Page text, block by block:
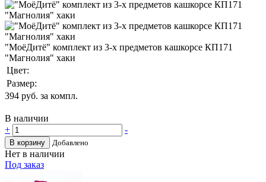
"МоёДитё" комплект из 3-х предметов кашкорсе КП171
"Магнолия" хаки
Цвет:
Размер:
394 руб. за компл.
В наличии
+
-
В корзину Добавлено
Нет в наличии
Под заказ